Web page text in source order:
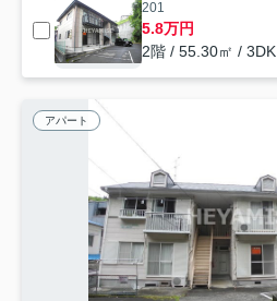
201
5.8万円
2階 / 55.30㎡ / 3DK
アパート